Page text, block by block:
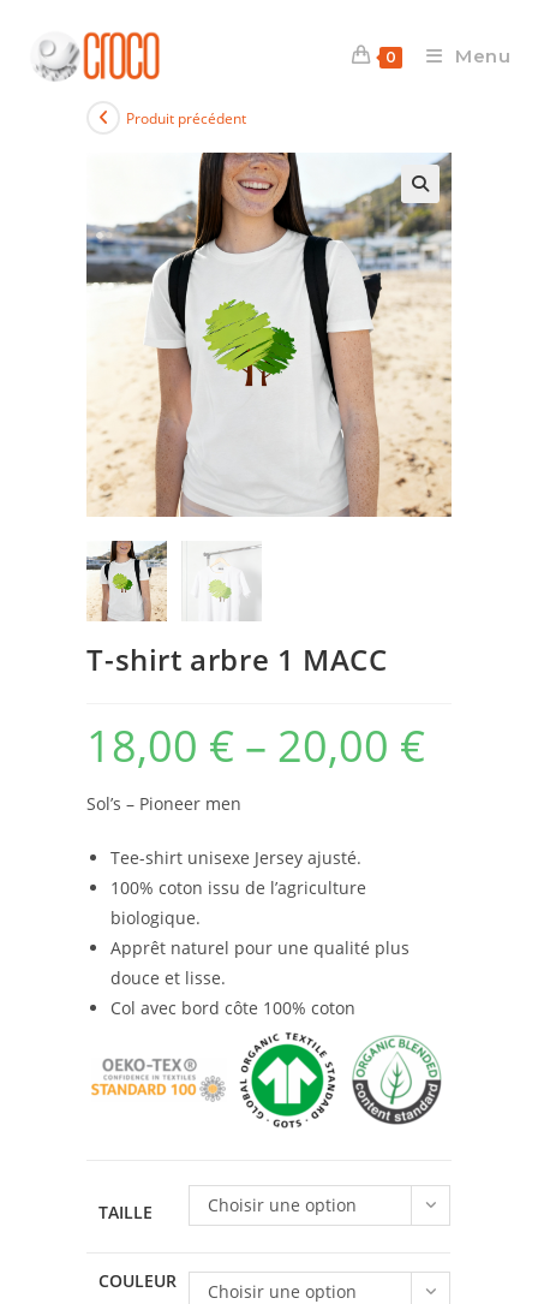
content
0 Menu
Produit précédent
T-shirt arbre 1 MACC
18,00 € – 20,00 €
Sol’s – Pioneer men
Tee-shirt unisexe Jersey ajusté.
100% coton issu de l’agriculture
biologique.
Apprêt naturel pour une qualité plus
douce et lisse.
Col avec bord côte 100% coton
TAILLE Choisir une option
COULEUR Choisir une option